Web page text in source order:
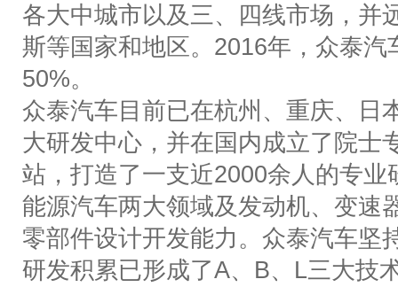
各大中城市以及三、四线市场，并
斯等国家和地区。 2016年，众泰汽
50%。
众泰汽车目前已在杭州、重庆、日
大研发中心，并在国内成立了院士
站，打造了一支近2000余人的专业
能源汽车两大领域及发动机、变速
零部件设计开发能力。众泰汽车坚
研发积累已形成了A、 B、 L三大技